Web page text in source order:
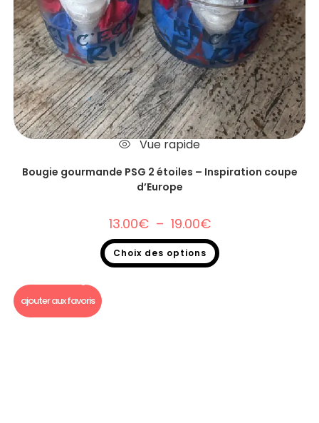
Vue rapide
Bougie gourmande PSG 2 étoiles – Inspiration coupe
d’Europe
13.00€ – 19.00€
Choix des options
ajouter aux favoris